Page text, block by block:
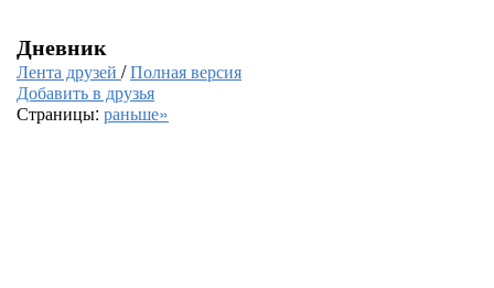
Дневник
Лента друзей /Полная версия
Добавить в друзья
Страницы: раньше»